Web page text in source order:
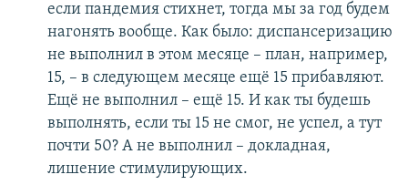
если пандемия стихнет, тогда мы за год будем
нагонять вообще. Как было: диспансеризацию
не выполнил в этом месяце – план, например,
15, – в следующем месяце ещё 15 прибавляют.
Ещё не выполнил – ещё 15. И как ты будешь
выполнять, если ты 15 не смог, не успел, а тут
почти 50? А не выполнил – докладная,
лишение стимулирующих.